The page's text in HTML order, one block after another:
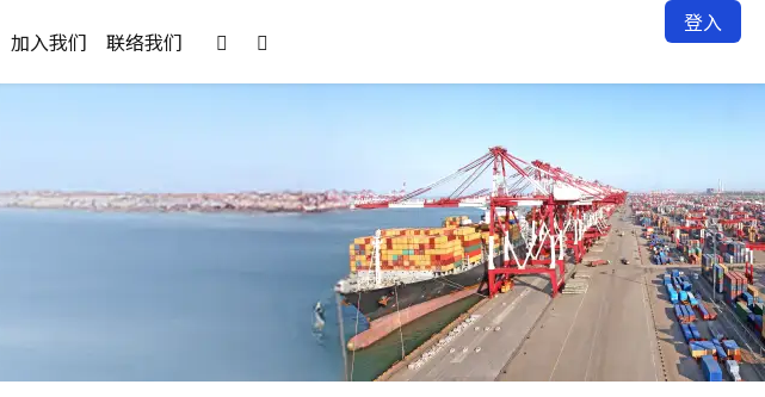
加入我们 联络我们  
登入